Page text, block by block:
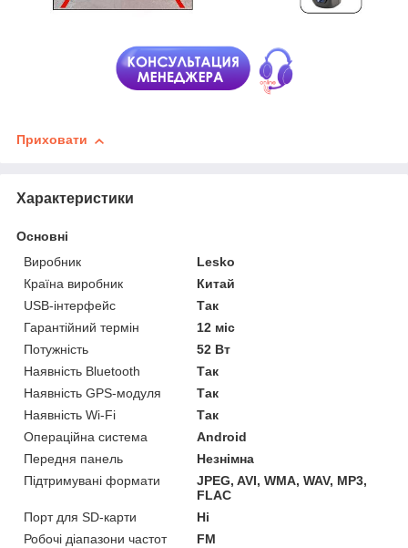
Приховати
Характеристики
Основні
Виробник
Lesko
Країна виробник
Китай
USB-інтерфейс
Так
Гарантійний термін
12 міс
Потужність
52 Вт
Наявність Bluetooth
Так
Наявність GPS-модуля
Так
Наявність Wi-Fi
Так
Операційна система
Android
Передня панель
Незнімна
Підтримувані формати
JPEG, AVI, WMA, WAV, MP3,
FLAC
Порт для SD-карти
Ні
Робочі діапазони частот
FM